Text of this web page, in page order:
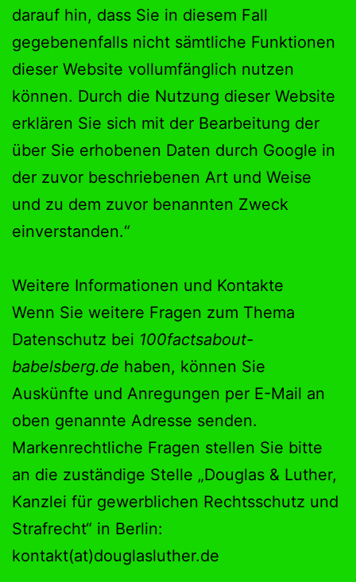
darauf hin, dass Sie in diesem Fall
gegebenenfalls nicht sämtliche Funktionen
dieser Website vollumfänglich nutzen
können. Durch die Nutzung dieser Website
erklären Sie sich mit der Bearbeitung der
über Sie erhobenen Daten durch Google in
der zuvor beschriebenen Art und Weise
und zu dem zuvor benannten Zweck
einverstanden.“
Weitere Informationen und Kontakte
Wenn Sie weitere Fragen zum Thema
Datenschutz bei 100factsabout-
babelsberg.de haben, können Sie
Auskünfte und Anregungen per E-Mail an
oben genannte Adresse senden.
Markenrechtliche Fragen stellen Sie bitte
an die zuständige Stelle „Douglas & Luther,
Kanzlei für gewerblichen Rechtsschutz und
Strafrecht“ in Berlin:
kontakt(at)douglasluther.de